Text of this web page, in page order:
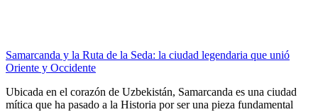
Samarcanda y la Ruta de la Seda: la ciudad legendaria que unió
Oriente y Occidente
Ubicada en el corazón de Uzbekistán, Samarcanda es una ciudad
mítica que ha pasado a la Historia por ser una pieza fundamental